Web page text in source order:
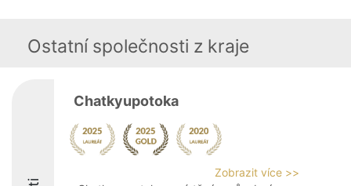
Ostatní společnosti z kraje
Chatkyupotoka
Zobrazit více >>